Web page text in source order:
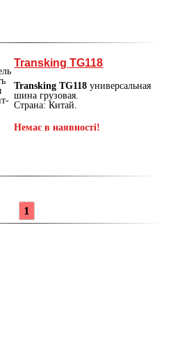
Transking TG118
Transking TG118 универсальная
шина грузовая.
Страна: Китай.
Немає в наявності!
1